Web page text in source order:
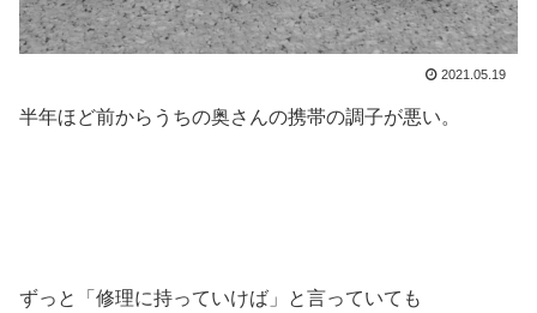
2021.05.19
半年ほど前からうちの奥さんの携帯の調子が悪い。
ずっと「修理に持っていけば」と言っていても